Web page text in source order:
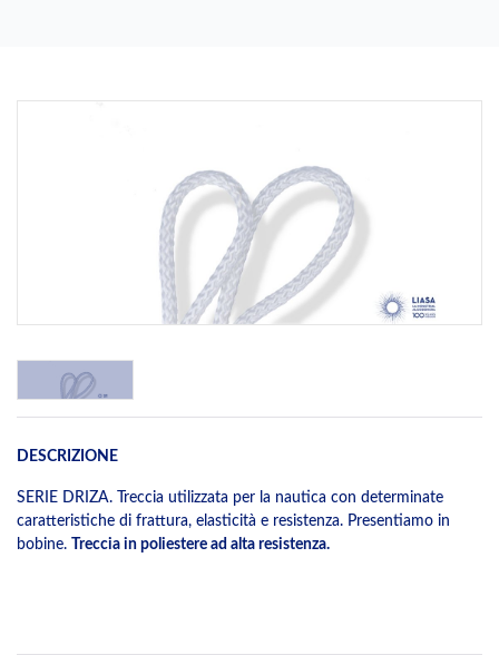
DESCRIZIONE
SERIE DRIZA. Treccia utilizzata per la nautica con determinate
caratteristiche di frattura, elasticità e resistenza. Presentiamo in
bobine. Treccia in poliestere ad alta resistenza.